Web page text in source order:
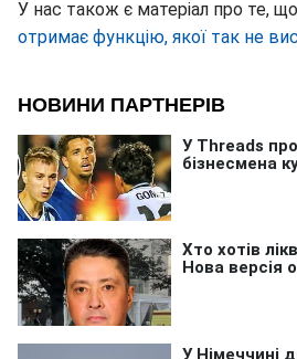
У нас також є матеріал про те,
отримає функцію, якої так не